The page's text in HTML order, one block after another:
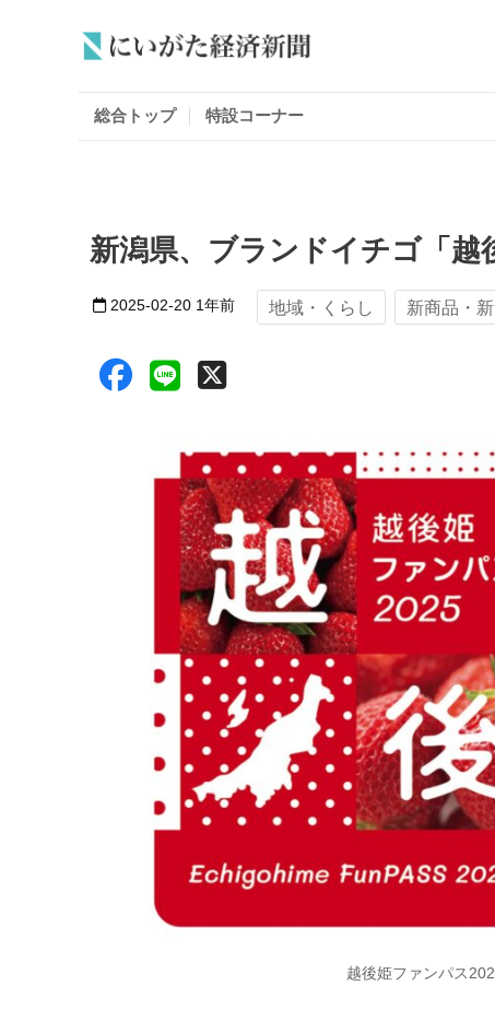
総合トップ 特設コーナー
新潟県、ブランドイチゴ「
2025-02-20 1年前 地域・くらし 新商品・
越後姫ファンパス